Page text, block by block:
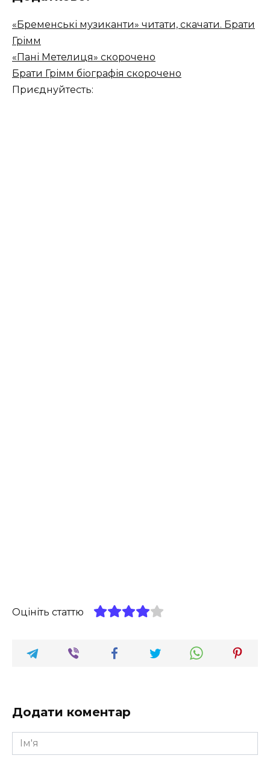
«Бременські музиканти» читати, скачати. Брати
Грімм
«Пані Метелиця» скорочено
Брати Грімм біографія скорочено
Приєднуйтесть:
Оцініть статтю
Додати коментар
Ім'я
*